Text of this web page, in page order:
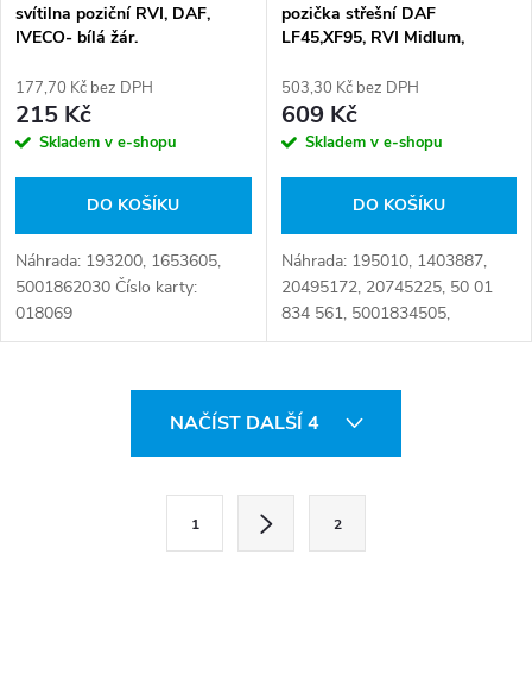
svítilna poziční RVI, DAF,
IVECO- bílá žár.
177,70 Kč bez DPH
215 Kč
Skladem v e-shopu
DO KOŠÍKU
Náhrada: 193200, 1653605,
5001862030 Číslo karty:
018069
pozička střešní DAF
LF45,XF95, RVI Midlum,
503,30 Kč bez DPH
609 Kč
Skladem v e-shopu
DO KOŠÍKU
Náhrada: 195010, 1403887,
20495172, 20745225, 50 01
834 561, 5001834505,
5001834561, 5010231435,
015938
NAČÍST DALŠÍ 4
1 2